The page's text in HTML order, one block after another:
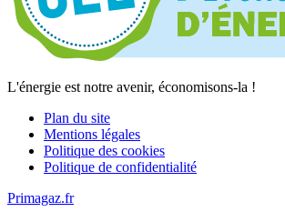
L'énergie est notre avenir, économisons-la !
Plan du site
Mentions légales
Politique des cookies
Politique de confidentialité
Primagaz.fr